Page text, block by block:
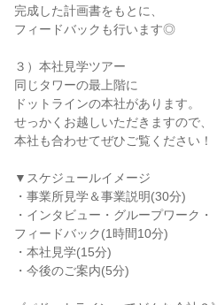
完成した計画書をもとに、
フィードバックも行います◎
３）本社見学ツアー
同じタワーの最上階に
ドットラインの本社があります。
せっかくお越しいただきますので、
本社も合わせてぜひご覧ください！
▼スケジュールイメージ
・事業所見学＆事業説明(30分)
・インタビュー・グループワーク・
フィードバック(1時間10分)
・本社見学(15分)
・今後のご案内(5分)